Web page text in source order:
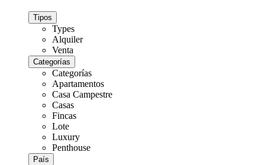
Tipos
Types
Alquiler
Venta
Categorías
Categorías
Apartamentos
Casa Campestre
Casas
Fincas
Lote
Luxury
Penthouse
País